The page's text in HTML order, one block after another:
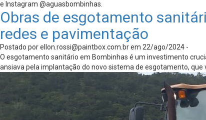
e Instagram @aguasbombinhas.
Obras de esgotamento
redes e pavimentação
Postado porellon.rossi@paintbox.com.brem 22/ago/2024 -
O esgotamento sanitário em Bombinhas é um investimento
ansiava pela implantação do novo sistema de esgotamento,